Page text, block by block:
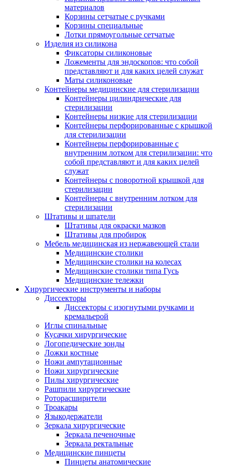
материалов
Корзины сетчатые с ручками
Корзины специальные
Лотки прямоугольные сетчатые
Изделия из силикона
Фиксаторы силиконовые
Ложементы для эндоскопов: что собой
представляют и для каких целей служат
Маты силиконовые
Контейнеры медицинские для стерилизации
Контейнеры цилиндрические для
стерилизации
Контейнеры низкие для стерилизации
Контейнеры перфорированные с крышкой
для стерилизации
Контейнеры перфорированные с
внутренним лотком для стерилизации: что
собой представляют и для каких целей
служат
Контейнеры с поворотной крышкой для
стерилизации
Контейнеры с внутренним лотком для
стерилизации
Штативы и шпатели
Штативы для окраски мазков
Штативы для пробирок
Мебель медицинская из нержавеющей стали
Медицинские столики
Медицинские столики на колесах
Медицинские столики типа Гусь
Медицинские тележки
Хирургические инструменты и наборы
Диссекторы
Диссекторы с изогнутыми ручками и
кремальерой
Иглы спинальные
Кусачки хирургические
Логопедические зонды
Ложки костные
Ножи ампутационные
Ножи хирургические
Пилы хирургические
Рашпили хирургические
Роторасширители
Троакары
Языкодержатели
Зеркала хирургические
Зеркала печеночные
Зеркала ректальные
Медицинские пинцеты
Пинцеты анатомические